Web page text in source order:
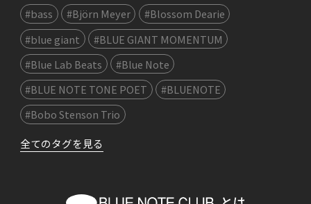
#bass
#Björn Meyer
#Blossom Dearie
#blue giant
#BLUE GIANT MOMENTUM
#Blue Lab Beats
#Blue Note
#BLUE NOTE TONE POET
#BLUENOTE
#Bobo Stenson Trio
全てのタグを見る